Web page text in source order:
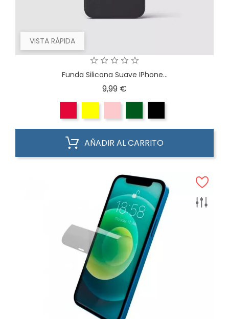
VISTA RÁPIDA
Funda Silicona Suave IPhone...
9,99 €
AÑADIR AL CARRITO